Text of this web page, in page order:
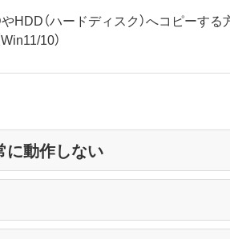
HDD（ハードディスク）へコピーする
10）
に動作しない